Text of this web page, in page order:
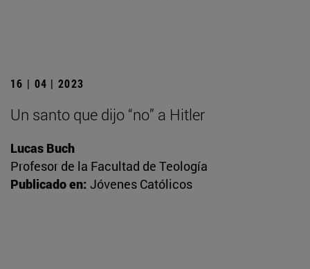
16 | 04 | 2023
Un santo que dijo “no” a Hitler
Lucas Buch
Profesor de la Facultad de Teología
Publicado en: Jóvenes Católicos